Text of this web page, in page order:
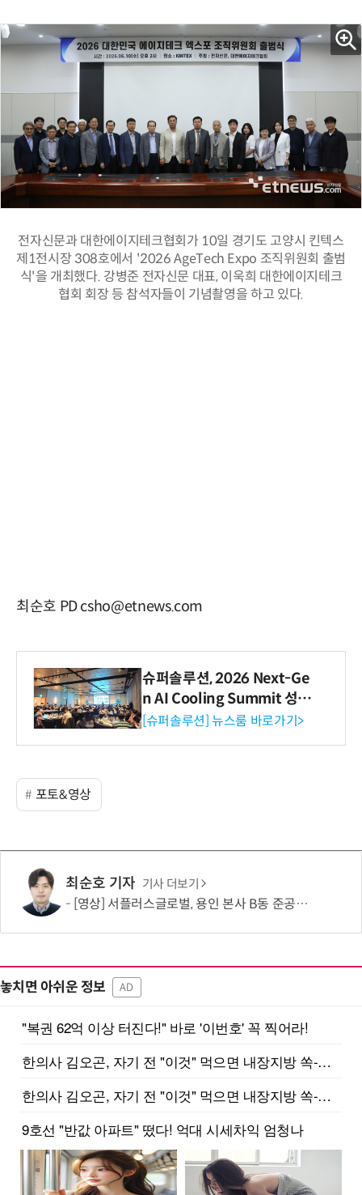
전자신문과 대한에이지테크협회가 10일 경기도 고양시 킨텍스
제1전시장 308호에서 '2026 AgeTech Expo 조직위원회 출범
식'을 개최했다. 강병준 전자신문 대표, 이욱희 대한에이지테크
협회 회장 등 참석자들이 기념촬영을 하고 있다.
최순호 PD csho@etnews.com
슈퍼솔루션, 2026 Next-Ge
n AI Cooling Summit 성황
리 성료
[슈퍼솔루션] 뉴스룸 바로가기>
포토&영상
최순호 기자 기사 더보기
[영상] 서플러스글로벌, 용인 본사 B동 준공…세미마켓 연계 공간 확대
놓치면 아쉬운 정보 AD